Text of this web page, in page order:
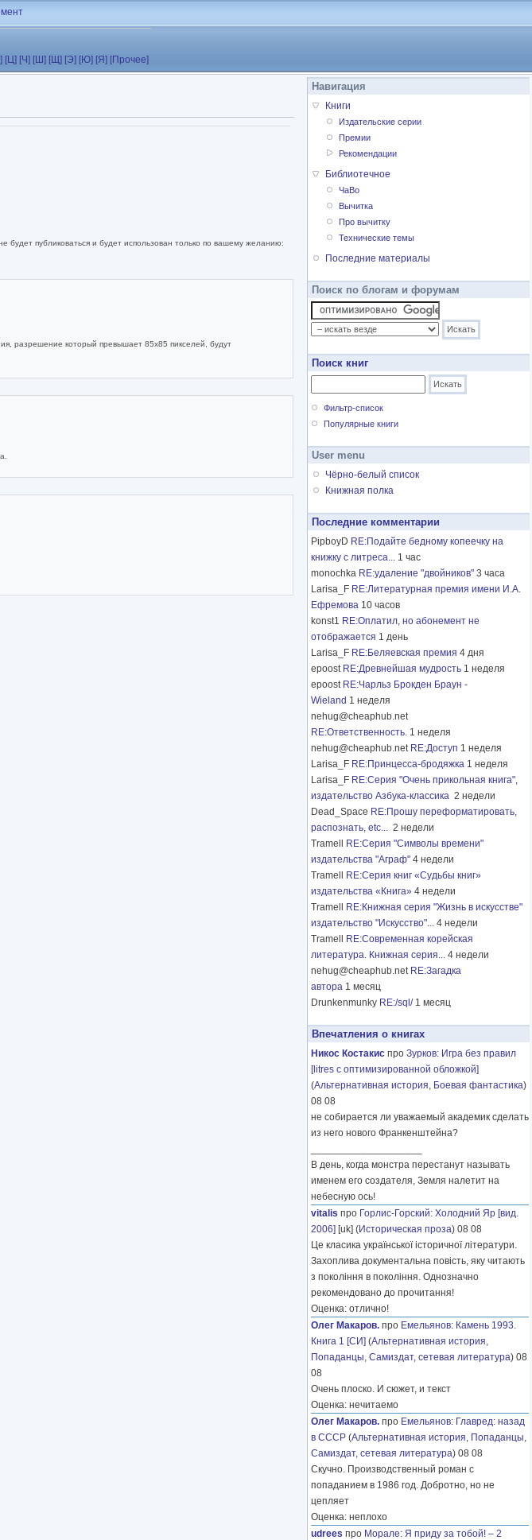
[Ц] [Ч] [Ш] [Щ] [Э] [Ю] [Я] [Прочее]
публиковаться и будет использован только по вашему желанию:
разрешение который превышает 85x85 пикселей, будут
Навигация
Книги
Издательские серии
Премии
Рекомендации
Библиотечное
ЧаВо
Вычитка
Про вычитку
Технические темы
Последние материалы
Поиск по блогам и форумам
Поиск книг
Фильтр-список
Популярные книги
User menu
Чёрно-белый список
Книжная полка
Последние комментарии
PipboyD RE:Подайте бедному копеечку на
книжку с литреса... 1 час
monochka RE:удаление "двойников" 3 часа
Larisa_F RE:Литературная премия имени И.А.
Ефремова 10 часов
konst1 RE:Оплатил, но абонемент не
отображается 1 день
Larisa_F RE:Беляевская премия 4 дня
epoost RE:Древнейшая мудрость 1 неделя
epoost RE:Чарльз Брокден Браун -
Wieland 1 неделя
nehug@cheaphub.net
RE:Ответственность. 1 неделя
nehug@cheaphub.net RE:Доступ 1 неделя
Larisa_F RE:Принцесса-бродяжка 1 неделя
Larisa_F RE:Серия "Очень прикольная книга",
издательство Азбука-классика 2 недели
Dead_Space RE:Прошу переформатировать,
распознать, etc... 2 недели
Tramell
RE:Серия "Символы времени"
издательства "Аграф" 4 недели
Tramell
RE:Серия книг «Судьбы книг»
издательства «Книга» 4 недели
Tramell
RE:Книжная серия "Жизнь в искусстве"
издательство "Искусство"... 4 недели
Tramell
RE:Современная корейская
литература. Книжная серия... 4 недели
nehug@cheaphub.net RE:Загадка
автора 1 месяц
Drunkenmunky RE:/sql/ 1 месяц
Впечатления о книгах
Никос Костакис про Зурков: Игра без правил
[litres с оптимизированной обложкой]
(Альтернативная история, Боевая фантастика)
08 08
не собирается ли уважаемый академик сделать
из него нового Франкенштейна?
В день, когда монстра перестанут называть
именем его создателя, Земля налетит на
небесную ось!
vitalis про Горлис-Горский: Холодний Яр [вид.
2006] [uk] (Историческая проза) 08 08
Це класика української історичної літератури.
Захоплива документальна повість, яку читають
з покоління в покоління. Однозначно
рекомендовано до прочитання!
Оценка: отлично!
Олег Макаров. про Емельянов: Камень 1993.
Книга 1 [СИ] (Альтернативная история,
Попаданцы, Самиздат, сетевая литература) 08
08
Очень плоско. И сюжет, и текст
Оценка: нечитаемо
Олег Макаров. про Емельянов: Главред: назад
в СССР (Альтернативная история, Попаданцы,
Самиздат, сетевая литература) 08 08
Скучно. Производственный роман с
попаданием в 1986 год. Добротно, но не
цепляет
Оценка: неплохо
udrees про Морале: Я приду за тобой! – 2